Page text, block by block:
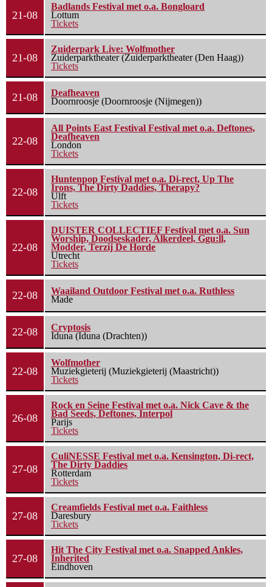
21-08
Badlands Festival met o.a. Bongloard
Lottum
Tickets
21-08
Zuiderpark Live: Wolfmother
Zuiderparktheater (Zuiderparktheater (Den Haag))
Tickets
21-08
Deafheaven
Doornroosje (Doornroosje (Nijmegen))
22-08
All Points East Festival Festival met o.a. Deftones,
Deafheaven
London
Tickets
22-08
Huntenpop Festival met o.a. Di-rect, Up The
Irons, The Dirty Daddies, Therapy?
Ulft
Tickets
22-08
DUISTER COLLECTIEF Festival met o.a. Sun
Worship, Doodseskader, Alkerdeel, Ggu:ll,
Modder, Terzij De Horde
Utrecht
Tickets
22-08
Waailand Outdoor Festival met o.a. Ruthless
Made
22-08
Cryptosis
Iduna (Iduna (Drachten))
22-08
Wolfmother
Muziekgieterij (Muziekgieterij (Maastricht))
Tickets
26-08
Rock en Seine Festival met o.a. Nick Cave & the
Bad Seeds, Deftones, Interpol
Parijs
Tickets
27-08
CuliNESSE Festival met o.a. Kensington, Di-rect,
The Dirty Daddies
Rotterdam
Tickets
27-08
Creamfields Festival met o.a. Faithless
Daresbury
Tickets
27-08
Hit The City Festival met o.a. Snapped Ankles,
Inherited
Eindhoven